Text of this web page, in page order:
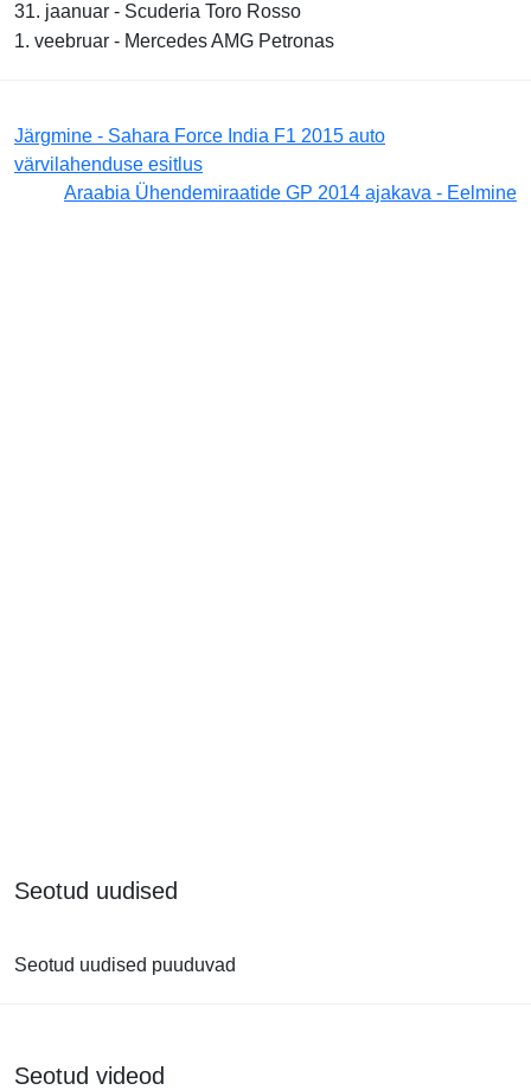
31. jaanuar - Scuderia Toro Rosso
1. veebruar - Mercedes AMG Petronas
Järgmine - Sahara Force India F1 2015 auto
värvilahenduse esitlus
Araabia Ühendemiraatide GP 2014 ajakava - Eelmine
Seotud uudised
Seotud uudised puuduvad
Seotud videod